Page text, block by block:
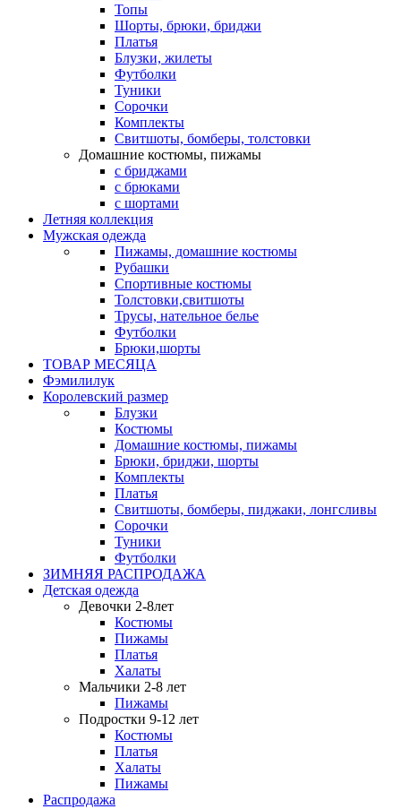
Топы
Шорты, брюки, бриджи
Платья
Блузки, жилеты
Футболки
Туники
Сорочки
Комплекты
Свитшоты, бомберы, толстовки
Домашние костюмы, пижамы
с бриджами
с брюками
с шортами
Летняя коллекция
Мужская одежда
Пижамы, домашние костюмы
Рубашки
Спортивные костюмы
Толстовки,свитшоты
Трусы, нательное белье
Футболки
Брюки,шорты
ТОВАР МЕСЯЦА
Фэмилилук
Королевский размер
Блузки
Костюмы
Домашние костюмы, пижамы
Брюки, бриджи, шорты
Комплекты
Платья
Свитшоты, бомберы, пиджаки, лонгсливы
Сорочки
Туники
Футболки
ЗИМНЯЯ РАСПРОДАЖА
Детская одежда
Девочки 2-8лет
Костюмы
Пижамы
Платья
Халаты
Мальчики 2-8 лет
Пижамы
Подростки 9-12 лет
Костюмы
Платья
Халаты
Пижамы
Распродажа